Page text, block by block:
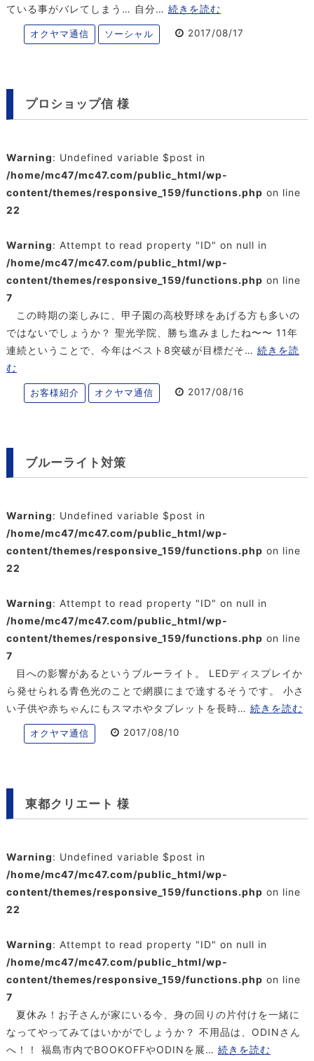
ている事がバレてしまう… 自分… 続きを読む
オクヤマ通信 ソーシャル 2017/08/17
プロショップ信 様
Warning: Undefined variable $post in
/home/mc47/mc47.com/public_html/wp-
content/themes/responsive_159/functions.php on line
22
Warning: Attempt to read property "ID" on null in
/home/mc47/mc47.com/public_html/wp-
content/themes/responsive_159/functions.php on line
7
この時期の楽しみに、甲子園の高校野球をあげる方も多いの
ではないでしょうか？ 聖光学院、勝ち進みましたね〜〜 11年
連続ということで、今年はベスト8突破が目標だそ… 続きを読
む
お客様紹介 オクヤマ通信 2017/08/16
ブルーライト対策
Warning: Undefined variable $post in
/home/mc47/mc47.com/public_html/wp-
content/themes/responsive_159/functions.php on line
22
Warning: Attempt to read property "ID" on null in
/home/mc47/mc47.com/public_html/wp-
content/themes/responsive_159/functions.php on line
7
目への影響があるというブルーライト。 LEDディスプレイか
ら発せられる青色光のことで網膜にまで達するそうです。 小さ
い子供や赤ちゃんにもスマホやタブレットを長時… 続きを読む
オクヤマ通信 2017/08/10
東都クリエート 様
Warning: Undefined variable $post in
/home/mc47/mc47.com/public_html/wp-
content/themes/responsive_159/functions.php on line
22
Warning: Attempt to read property "ID" on null in
/home/mc47/mc47.com/public_html/wp-
content/themes/responsive_159/functions.php on line
7
夏休み！お子さんが家にいる今、身の回りの片付けを一緒に
なってやってみてはいかがでしょうか？ 不用品は、ODINさん
へ！！ 福島市内でBOOKOFFやODINを展… 続きを読む